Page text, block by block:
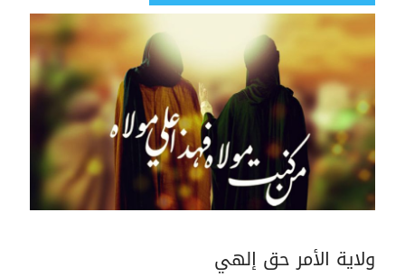
ولاية الأمر حق إلهي